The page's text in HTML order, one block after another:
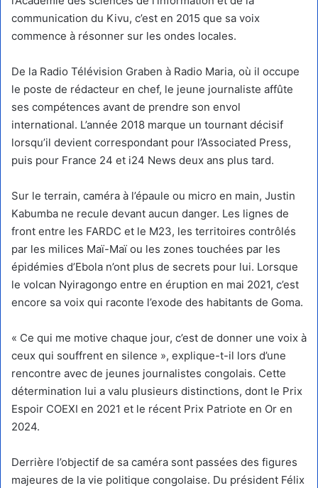
communication du Kivu, c’est en 2015 que sa voix
commence à résonner sur les ondes locales.
De la Radio Télévision Graben à Radio Maria, où il occupe
le poste de rédacteur en chef, le jeune journaliste affûte
ses compétences avant de prendre son envol
international. L’année 2018 marque un tournant décisif
lorsqu’il devient correspondant pour l’Associated Press,
puis pour France 24 et i24 News deux ans plus tard.
Sur le terrain, caméra à l’épaule ou micro en main, Justin
Kabumba ne recule devant aucun danger. Les lignes de
front entre les FARDC et le M23, les territoires contrôlés
par les milices Maï-Maï ou les zones touchées par les
épidémies d’Ebola n’ont plus de secrets pour lui. Lorsque
le volcan Nyiragongo entre en éruption en mai 2021, c’est
encore sa voix qui raconte l’exode des habitants de Goma.
« Ce qui me motive chaque jour, c’est de donner une voix à
ceux qui souffrent en silence », explique-t-il lors d’une
rencontre avec de jeunes journalistes congolais. Cette
détermination lui a valu plusieurs distinctions, dont le Prix
Espoir COEXI en 2021 et le récent Prix Patriote en Or en
2024.
Derrière l’objectif de sa caméra sont passées des figures
majeures de la vie politique congolaise. Du président Félix